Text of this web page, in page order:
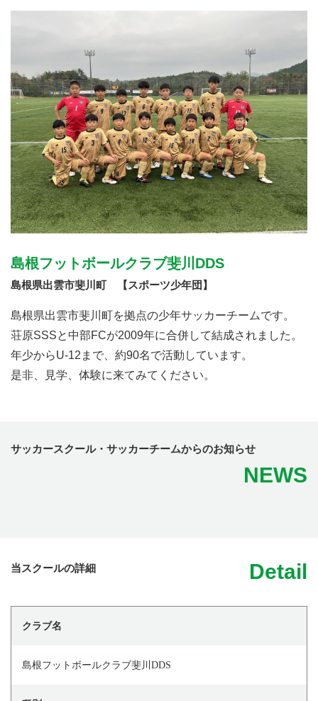
島根フットボールクラブ斐川DDS
島根県出雲市斐川町 【スポーツ少年団】
島根県出雲市斐川町を拠点の少年サッカーチームです。
荘原SSSと中部FCが2009年に合併して結成されました。
年少からU-12まで、約90名で活動しています。
是非、見学、体験に来てみてください。
サッカースクール・サッカーチームからのお知らせ
NEWS
当スクールの詳細 Detail
クラブ名
島根フットボールクラブ斐川DDS